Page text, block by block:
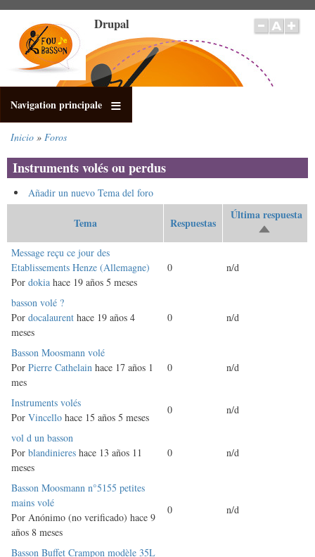
contenido
principal
Drupal
Navigation principale
enlaces
de
ayuda
a
navegación
Inicio Foros
Instruments volés ou perdus
Añadir un nuevo Tema del foro
Tema Respuestas
Última respuesta
Ordenar
Discusión
normal
Message reçu ce jour des
Etablissements Henze (Allemagne)
Por dokia hace 19 años 5 meses
0 n/d
Discusión
normal
basson volé ?
Por docalaurent hace 19 años 4
meses
0 n/d
Discusión
normal
Basson Moosmann volé
Por Pierre Cathelain hace 17 años 1
mes
0 n/d
Discusión
normal
Instruments volés
Por Vincello hace 15 años 5 meses
0 n/d
Discusión
normal
vol d un basson
Por blandinieres hace 13 años 11
meses
0 n/d
Discusión
normal
Basson Moosmann n°5155 petites
mains volé
Por Anónimo (no verificado) hace 9
años 8 meses
0 n/d
Discusión
Basson Buffet Crampon modèle 35L